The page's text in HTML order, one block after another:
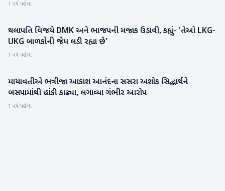
1 વર્ષ પહેલા
રાષ્ટ્રીય
થલાપતિ વિજયે DMK અને ભાજપની મજાક ઉડાવી, કહ્યું- 'તેઓ LKG-
UKG બાળકોની જેમ લડી રહ્યા છે'
1 વર્ષ પહેલા
રાષ્ટ્રીય
માયાવતીએ ભત્રીજા આકાશ આનંદના સસરા અશોક સિદ્ધાર્થને
બસપામાંથી હાંકી કાઢ્યા, લગાવ્યા ગંભીર આરોપ
1 વર્ષ પહેલા